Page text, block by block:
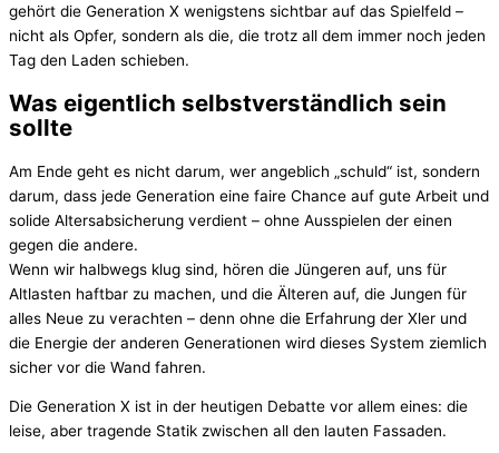
gehört die Generation X wenigstens sichtbar auf das Spielfeld –
nicht als Opfer, sondern als die, die trotz all dem immer noch jeden
Tag den Laden schieben.
Was eigentlich selbstverständlich sein
sollte
Am Ende geht es nicht darum, wer angeblich „schuld“ ist, sondern
darum, dass jede Generation eine faire Chance auf gute Arbeit und
solide Altersabsicherung verdient – ohne Ausspielen der einen
gegen die andere.
Wenn wir halbwegs klug sind, hören die Jüngeren auf, uns für
Altlasten haftbar zu machen, und die Älteren auf, die Jungen für
alles Neue zu verachten – denn ohne die Erfahrung der Xler und
die Energie der anderen Generationen wird dieses System ziemlich
sicher vor die Wand fahren.
Die Generation X ist in der heutigen Debatte vor allem eines: die
leise, aber tragende Statik zwischen all den lauten Fassaden.